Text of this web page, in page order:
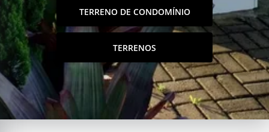
TERRENO DE CONDOMÍNIO
TERRENOS